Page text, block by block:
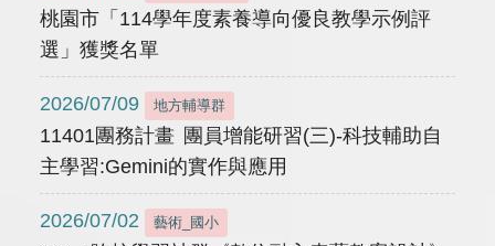
桃園市「114學年度素養導向優良教學示例評
選」獲獎名單
2026/07/09 地方輔導群
11401團務計畫 團員增能研習(三)-科技輔助自
主學習:Gemini的實作與應用
2026/07/02 藝術_國小